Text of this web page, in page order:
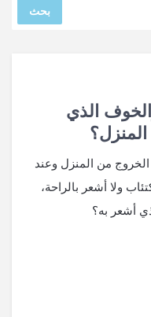
بحث
الذي
الخروج من المنزل وعند
ولا أشعر بالراحة،
أشعر به؟